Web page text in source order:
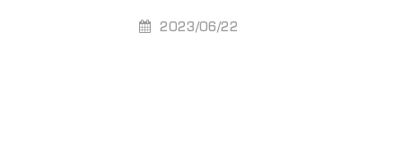
2023/06/22